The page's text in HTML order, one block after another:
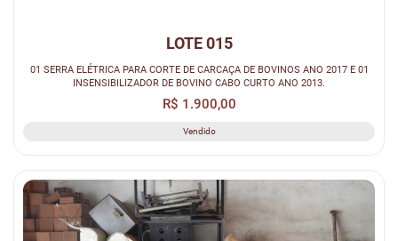
LOTE 015
01 SERRA ELÉTRICA PARA CORTE DE CARCAÇA DE BOVINOS ANO 2017 E 01
INSENSIBILIZADOR DE BOVINO CABO CURTO ANO 2013.
R$ 1.900,00
Vendido